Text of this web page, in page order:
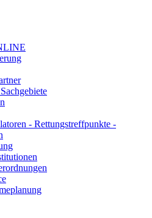
- Rettungstreffpunkte -